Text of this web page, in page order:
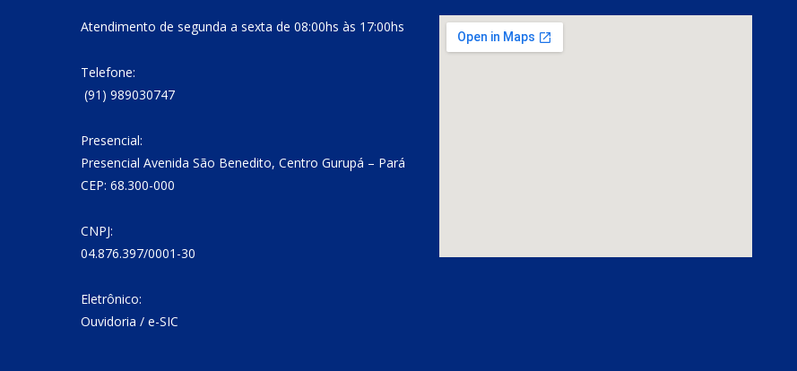
Atendimento de segunda a sexta de 08:00hs às 17:00hs
Telefone:
(91) 989030747
Presencial:
Presencial Avenida São Benedito, Centro Gurupá – Pará
CEP: 68.300-000
CNPJ:
04.876.397/0001-30
Eletrônico:
Ouvidoria / e-SIC